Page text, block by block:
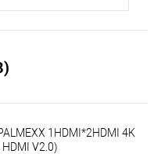
1HDMI*2HDMI 4K
HDMI V2.0)